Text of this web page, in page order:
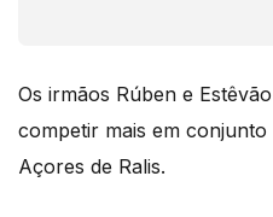
Os irmãos Rúben e
competir mais em
Açores de Ralis.